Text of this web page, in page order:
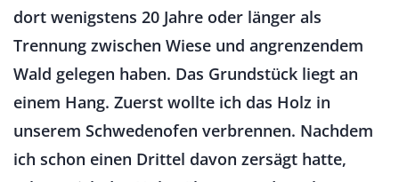
dort wenigstens 20 Jahre oder länger als
Trennung zwischen Wiese und angrenzendem
Wald gelegen haben. Das Grundstück liegt an
einem Hang. Zuerst wollte ich das Holz in
unserem Schwedenofen verbrennen. Nachdem
ich schon einen Drittel davon zersägt hatte,